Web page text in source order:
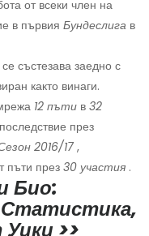
от всеки член на
в първия Бундеслига в
състезава заедно с
както винаги.
12 пъти в 32
през
2016/17 ,
пъти през 30 участия .
Био:
>>